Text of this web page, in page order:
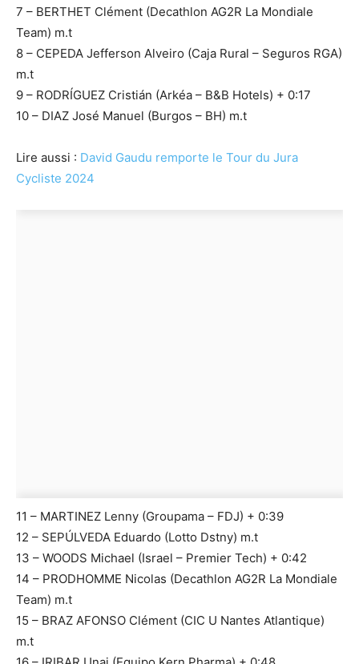
7 – BERTHET Clément (Decathlon AG2R La Mondiale
Team) m.t
8 – CEPEDA Jefferson Alveiro (Caja Rural – Seguros RGA)
m.t
9 – RODRÍGUEZ Cristián (Arkéa – B&B Hotels) + 0:17
10 – DIAZ José Manuel (Burgos – BH) m.t
Lire aussi : David Gaudu remporte le Tour du Jura
Cycliste 2024
11 – MARTINEZ Lenny (Groupama – FDJ) + 0:39
12 – SEPÚLVEDA Eduardo (Lotto Dstny) m.t
13 – WOODS Michael (Israel – Premier Tech) + 0:42
14 – PRODHOMME Nicolas (Decathlon AG2R La Mondiale
Team) m.t
15 – BRAZ AFONSO Clément (CIC U Nantes Atlantique)
m.t